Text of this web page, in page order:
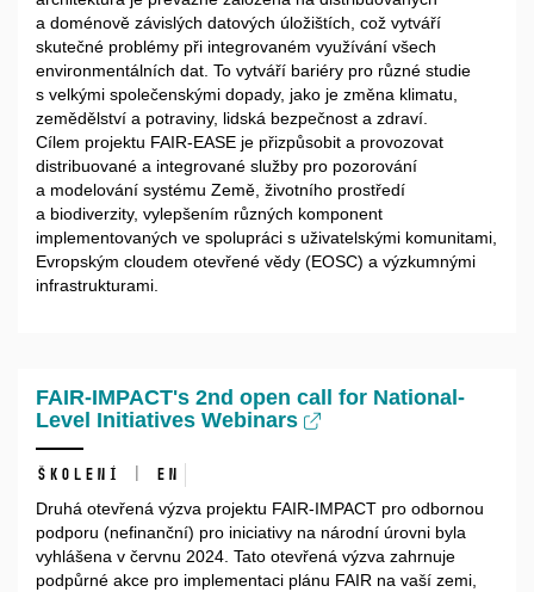
a doménově závislých datových úložištích, což vytváří
skutečné problémy při integrovaném využívání všech
environmentálních dat. To vytváří bariéry pro různé studie
s velkými společenskými dopady, jako je změna klimatu,
zemědělství a potraviny, lidská bezpečnost a zdraví.
Cílem projektu FAIR-EASE je přizpůsobit a provozovat
distribuované a integrované služby pro pozorování
a modelování systému Země, životního prostředí
a biodiverzity, vylepšením různých komponent
implementovaných ve spolupráci s uživatelskými komunitami,
Evropským cloudem otevřené vědy (EOSC) a výzkumnými
infrastrukturami.
FAIR-IMPACT's 2nd open call for National-
Level Initiatives Webinars
Školení | EN
Druhá otevřená výzva projektu FAIR-IMPACT pro odbornou
podporu (nefinanční) pro iniciativy na národní úrovni byla
vyhlášena v červnu 2024. Tato otevřená výzva zahrnuje
podpůrné akce pro implementaci plánu FAIR na vaší zemi,